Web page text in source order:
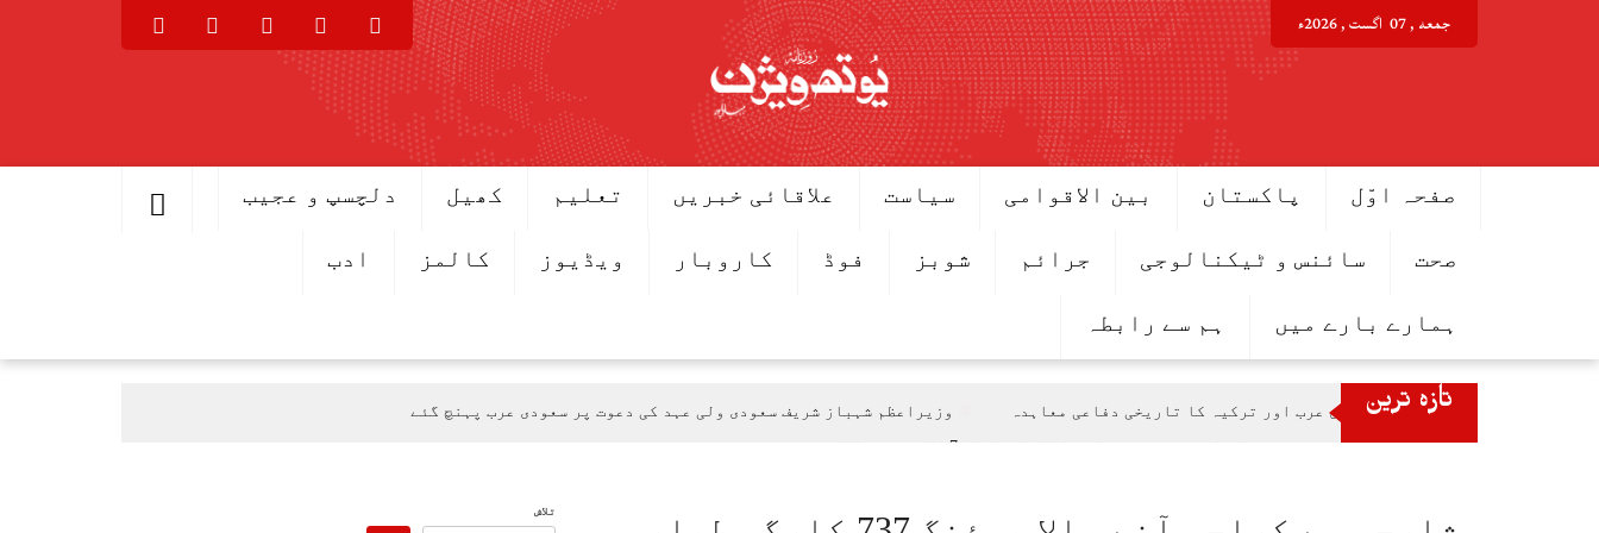
جمعه , 07 اگست , 2026ء
صفحہ اوّل پاکستان بین الاقوامی سیاست علاقائی خبریں تعلیم کھیل دلچسپ و عجیب
صحت سائنس و ٹیکنالوجی جرائم شوبز فوڈ کاروبار ویڈیوز کالمز ادب
ہمارے بارے میں ہم سے رابطہ
تازہ ترین
پاکستان سعودی عرب اور ترکیہ کا تاریخی دفاعی معاہدہ
وزیراعظم شہباز شریف سعودی ولی عہد کی دعوت پر سعودی عرب پہنچ گئے
حکومت کا پیٹرولیم مصنوعات کی قیمتوں میں کمی کا اعلان اطلاق 7 اگست سے ہوگا
وزیراعظم شہباز شریف سے جاپان انٹرنیشنل کوآپریشن ایجنسی (JICA) کے 9 رکنی وفد کی ملاقات، تعاون بڑھانے پر تبادلہ خیال
تلاش